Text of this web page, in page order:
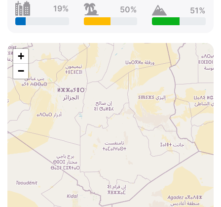
19%
50%
51%
+
−